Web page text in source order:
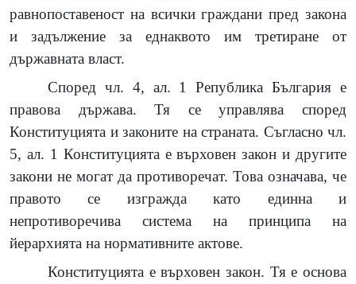
равнопоставеност на всички граждани пред закона
и задължение за еднаквото им третиране от
държавната власт.
Според чл. 4, ал. 1 Република България е
правова държава. Тя се управлява според
Конституцията и законите на страната. Съгласно чл.
5, ал. 1 Конституцията е върховен закон и другите
закони не могат да противоречат. Това означава, че
правото се изгражда като единна и
непротиворечива система на принципа на
йерархията на нормативните актове.
Конституцията е върховен закон. Тя е основа